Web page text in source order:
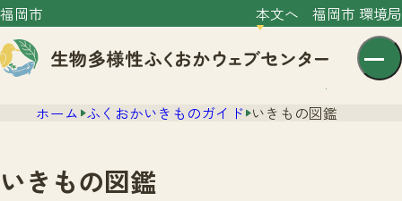
福岡市 本文へ 福岡市 環境局
ホーム ふくおかいきものガイド いきもの図鑑
いきもの図鑑